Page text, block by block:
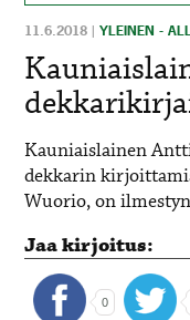
11.6.2018 |YLEINEN -
Kauniaislainen
dekkarin
Wuorio, on
Jaa kirjoitus:
0